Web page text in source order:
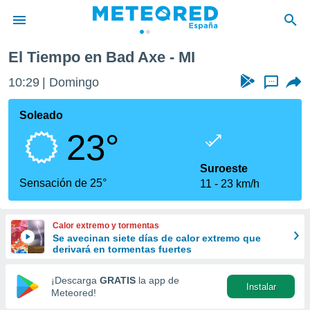
de
por
que se
calidad.
a este
las
y
forma
digital
basada
El Tiempo en Bad Axe - MI
10:29 Domingo ...
Soleado
23°
Sensación de 25°
Suroeste
11
23 km/h
Calor extremo y tormentas
Se avecinan siete días de calor extremo que
derivará en tormentas fuertes
¡Descarga GRATIS la app de
Meteored!
Instalar